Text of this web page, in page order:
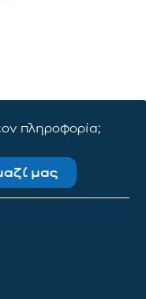
πληροφορία;
μας